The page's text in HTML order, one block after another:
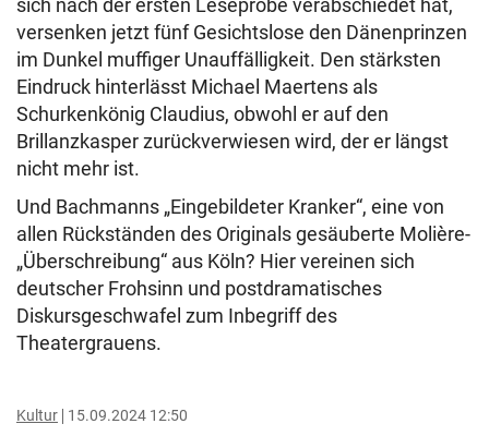
sich nach der ersten Leseprobe verabschiedet hat,
versenken jetzt fünf Gesichtslose den Dänenprinzen
im Dunkel muffiger Unauffälligkeit. Den stärksten
Eindruck hinterlässt Michael Maertens als
Schurkenkönig Claudius, obwohl er auf den
Brillanzkasper zurückverwiesen wird, der er längst
nicht mehr ist.
Und Bachmanns „Eingebildeter Kranker“, eine von
allen Rückständen des Originals gesäuberte Molière-
„Überschreibung“ aus Köln? Hier vereinen sich
deutscher Frohsinn und postdramatisches
Diskursgeschwafel zum Inbegriff des
Theatergrauens.
Kultur 15.09.2024 12:50